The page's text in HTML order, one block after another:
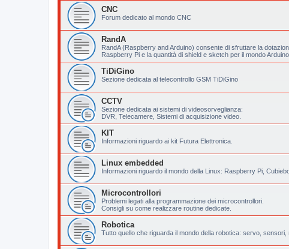
CNC
Forum dedicato al mondo CNC
RandA
RandA (Raspberry and Arduino) consente di sfruttare la
Raspberry Pi e la quantità di shield e sketch per il mondo Arduino.
TiDiGino
Sezione dedicata al telecontrollo GSM TiDiGino
CCTV
Sezione dedicata ai sistemi di videosorveglianza:
DVR, Telecamere, Sistemi di acquisizione video.
KIT
Informazioni riguardo ai kit Futura Elettronica.
Linux embedded
Informazioni riguardo il mondo della Linux: Raspberry Pi,
Microcontrollori
Problemi legati alla programmazione dei microcontrollori.
Consigli su come realizzare routine dedicate.
Robotica
Tutto quello che riguarda il mondo della robotica: servo, sensori,